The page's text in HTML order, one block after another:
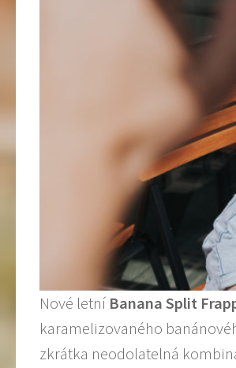
Nové letní Banana Split
karamelizovaného
zkrátka neodolatelná